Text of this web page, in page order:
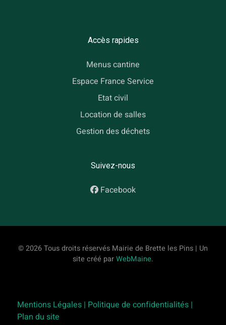
Accès rapides
Menus cantine
Espace France Service
Etat civil
Location de salles
Gestion des déchets
Suivez-nous
Facebook
© 2026 Tous droits réservés Mairie de Brette les Pins | Un
site créé parWebMaine.
Mentions Légales | Politique de confidentialités |
Plan du site